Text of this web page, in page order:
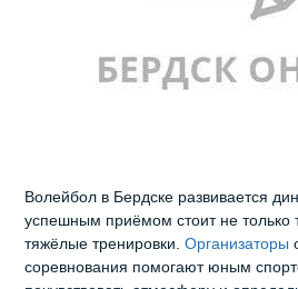
Волейбол в Бердске развивается
успешным приёмом стоит не только
тяжёлые тренировки.Организаторы
соревнования помогают юным